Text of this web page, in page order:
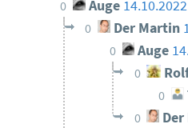
0 Auge
0 Der Martin
0 Auge
0
0
0